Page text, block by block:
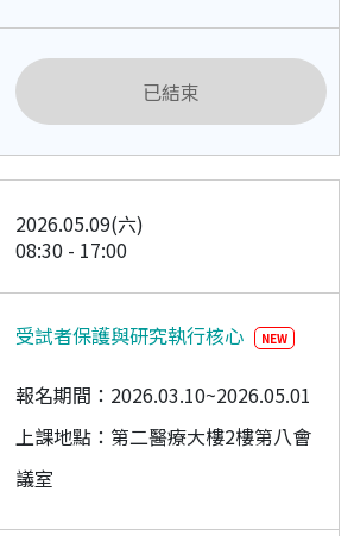
已結束
2026.05.09(六)
08:30 - 17:00
受試者保護與研究執行核心 NEW
報名期間：2026.03.10~2026.05.01
上課地點：第二醫療大樓2樓第八會
議室